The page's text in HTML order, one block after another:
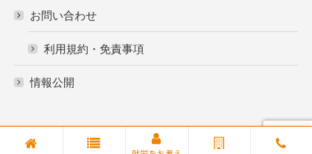
お問い合わせ
利用規約・免責事項
情報公開
© 株式会社アースライン/就労支援事業所たいよう/グループホームた